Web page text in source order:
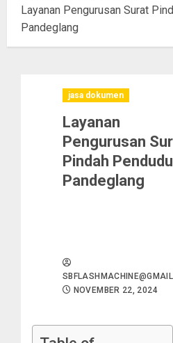
Layanan Pengurusan Surat
Pandeglang
jasa dokumen
Layanan
Pengurusan
Pindah
Pandeglang
NOVEMBER 22, 2024